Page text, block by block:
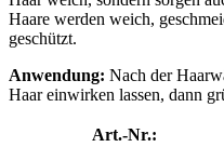
Haare werden weich,
geschützt.
Anwendung: Nach der
Haar einwirken lassen, dann
Art.-Nr.: